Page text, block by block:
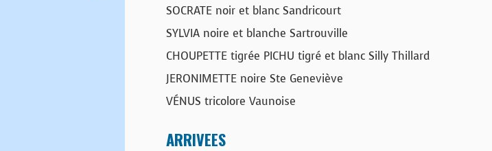
SOCRATE noir et blanc Sandricourt
SYLVIA noire et blanche Sartrouville
CHOUPETTE tigrée PICHU tigré et blanc Silly Thillard
JERONIMETTE noire Ste Geneviève
VÉNUS tricolore Vaunoise
ARRIVEES